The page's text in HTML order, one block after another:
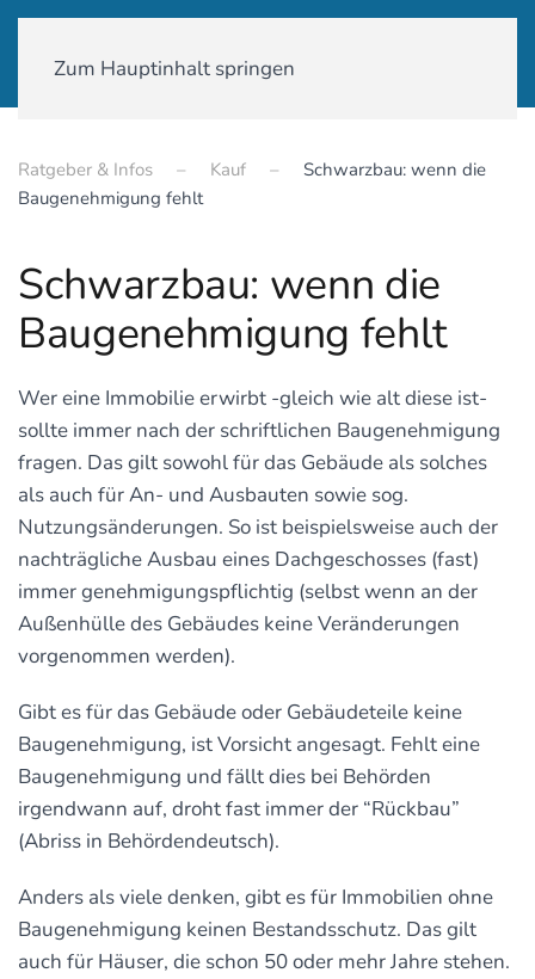
Zum Hauptinhalt springen
Ratgeber & Infos Kauf
Schwarzbau: wenn die
Baugenehmigung fehlt
Schwarzbau: wenn die
Baugenehmigung fehlt
Wer eine Immobilie erwirbt -gleich wie alt diese ist-
sollte immer nach der schriftlichen Baugenehmigung
fragen. Das gilt sowohl für das Gebäude als solches
als auch für An- und Ausbauten sowie sog.
Nutzungsänderungen. So ist beispielsweise auch der
nachträgliche Ausbau eines Dachgeschosses (fast)
immer genehmigungspflichtig (selbst wenn an der
Außenhülle des Gebäudes keine Veränderungen
vorgenommen werden).
Gibt es für das Gebäude oder Gebäudeteile keine
Baugenehmigung, ist Vorsicht angesagt. Fehlt eine
Baugenehmigung und fällt dies bei Behörden
irgendwann auf, droht fast immer der “Rückbau”
(Abriss in Behördendeutsch).
Anders als viele denken, gibt es für Immobilien ohne
Baugenehmigung keinen Bestandsschutz. Das gilt
auch für Häuser, die schon 50 oder mehr Jahre stehen.